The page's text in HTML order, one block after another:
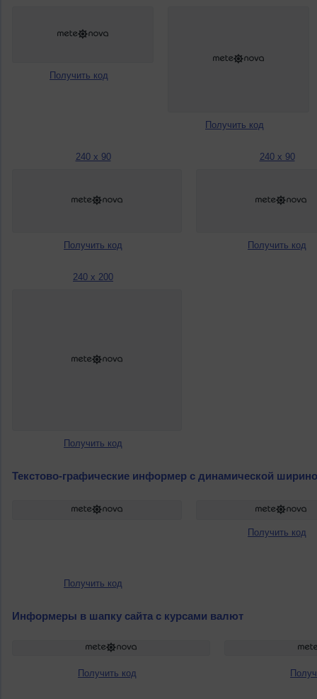
Получить код
Получить код
240 x 90
Получить код
240 x 90
Получить код
240 x 200
Получить код
Текстово-графические информер с динамической
Получить код
Получить код
Информеры в шапку сайта с курсами валют
Получить код